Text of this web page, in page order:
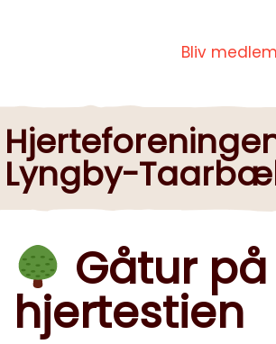
Bliv medlem
Lyngby-
Gåtur på
hjertestien